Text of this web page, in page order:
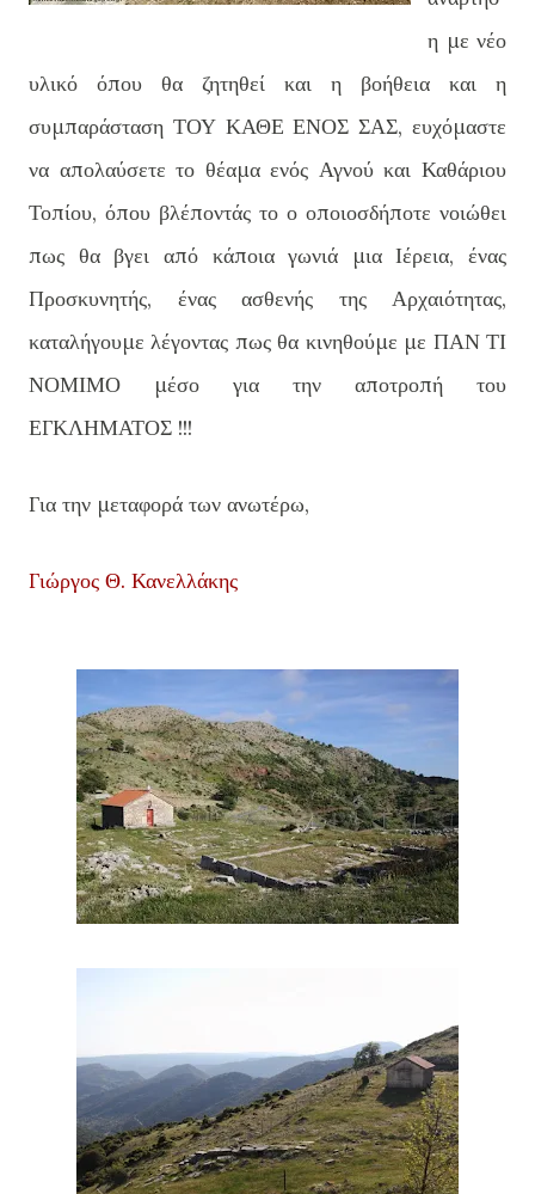
η με νέο
υλικό όπου θα ζητηθεί και η βοήθεια και η
συμπαράσταση ΤΟΥ ΚΑΘΕ ΕΝΟΣ ΣΑΣ, ευχόμαστε
να απολαύσετε το θέαμα ενός Αγνού και Καθάριου
Τοπίου, όπου βλέποντάς το ο οποιοσδήποτε νοιώθει
πως θα βγει από κάποια γωνιά μια Ιέρεια, ένας
Προσκυνητής, ένας ασθενής της Αρχαιότητας,
καταλήγουμε λέγοντας πως θα κινηθούμε με ΠΑΝ ΤΙ
ΝΟΜΙΜΟ μέσο για την αποτροπή του
ΕΓΚΛΗΜΑΤΟΣ !!!
Για την μεταφορά των ανωτέρω,
Γιώργος Θ. Κανελλάκης